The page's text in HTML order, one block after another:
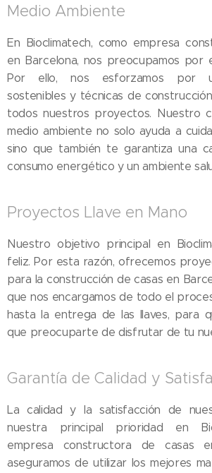
Medio Ambiente
En Bioclimatech, como empresa
en Barcelona, nos preocupamos por
Por ello, nos esforzamos por
sostenibles y técnicas de
todos nuestros proyectos. Nuestro
medio ambiente no solo ayuda a
sino que también te garantiza una
consumo energético y un ambiente
Proyectos Llave en Mano
Nuestro objetivo principal en
feliz. Por esta razón, ofrecemos
para la construcción de casas en
que nos encargamos de todo el
hasta la entrega de las llaves, para
que preocuparte de disfrutar de tu
Garantía de Calidad y
La calidad y la satisfacción de
nuestra principal prioridad en
empresa constructora de casas
aseguramos de utilizar los mejores